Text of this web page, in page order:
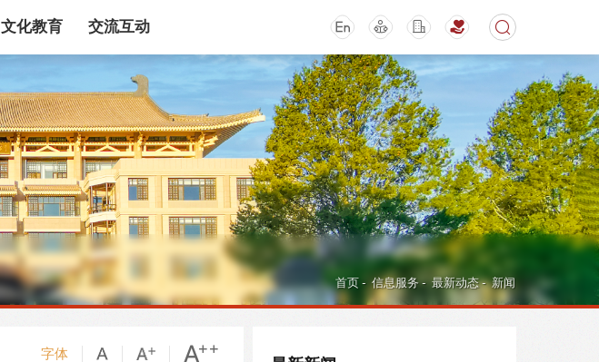
数据库 电子图书和电子期刊
新书通报 专利数据 活动讲座
文化教育 交流互动
首页 - 信息服务 - 最新动态 - 新闻
字体